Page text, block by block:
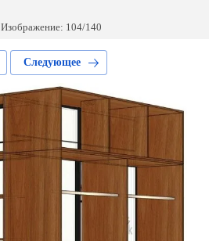
Изображение: 104/140
Следующее